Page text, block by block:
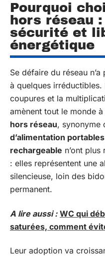
Pourquoi
hors réseau
sécurité et
énergétique
Se défaire du réseau
à quelques irréductibles.
coupures et la
amènent tout le monde
hors réseau, synonyme
d’alimentation portables
rechargeable n’ont
: elles représentent une
silencieuse, loin des
permanent.
A lire aussi : WC qui
saturées, comment
Leur adoption va